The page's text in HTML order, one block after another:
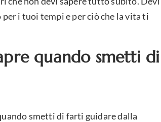
i tuoi tempi e per ciò che la vita ti
quando smetti di
smetti di farti guidare dalla